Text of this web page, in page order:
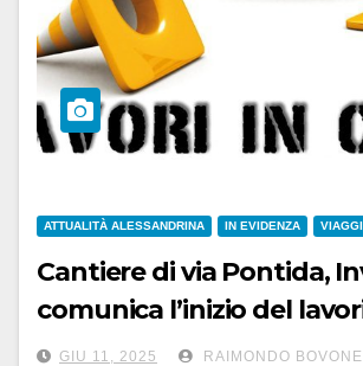
ATTUALITÀ ALESSANDRINA IN EVIDENZA
Cantiere di via Pontida,
comunica l’inizio del
giugno
GIU 11, 2025 RAIMONDO BOVONE